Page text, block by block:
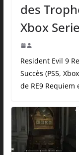
des
Xbox
Resident Evil 9
Succès (PS5,
de RE9 Requiem